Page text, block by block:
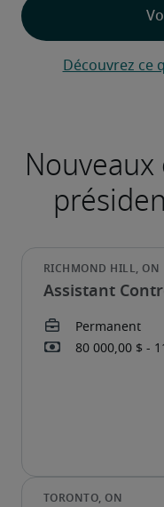
Découvrez ce
Assistant